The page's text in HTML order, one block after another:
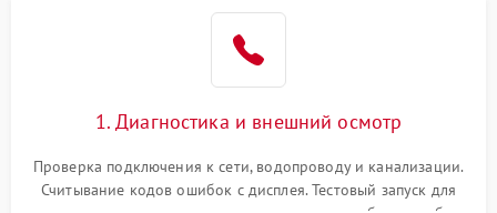
1. Диагностика и внешний осмотр
Проверка подключения к сети, водопроводу и канализации.
Считывание кодов ошибок с дисплея. Тестовый запуск для